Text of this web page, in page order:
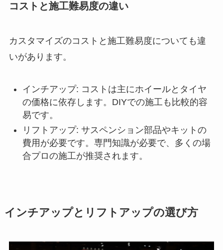
コストと施工難易度の違い
カスタマイズのコストと施工難易度についても違
いがあります。
インチアップ: コストは主にホイールとタイヤ
の価格に依存します。DIYでの施工も比較的容
易です。
リフトアップ: サスペンション部品やキットの
費用が必要です。専門知識が必要で、多くの場
合プロの施工が推奨されます。
インチアップとリフトアップの選び方